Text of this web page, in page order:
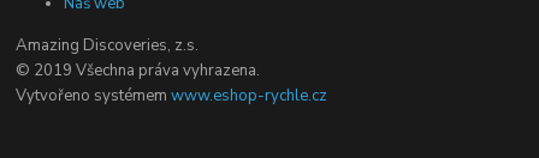
Amazing Discoveries, z.s.
© 2019 Všechna práva vyhrazena.
Vytvořeno systémemwww.eshop-rychle.cz